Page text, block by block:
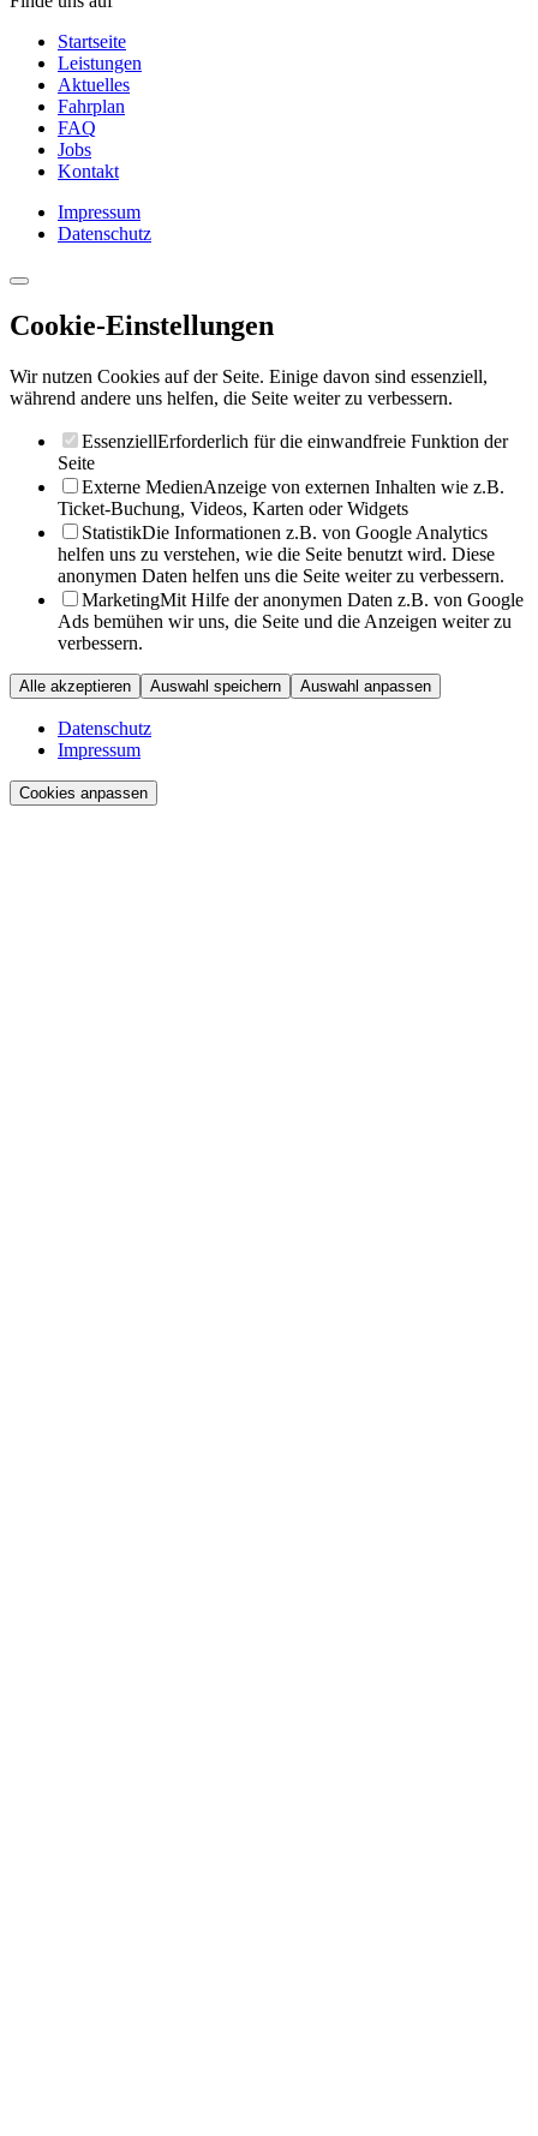
Startseite
Leistungen
Aktuelles
Fahrplan
FAQ
Jobs
Kontakt
Impressum
Datenschutz
Cookie-Einstellungen
Wir nutzen Cookies auf der Seite. Einige davon sind essenziell,
während andere uns helfen, die Seite weiter zu verbessern.
EssenziellErforderlich für die einwandfreie Funktion der
Seite
Externe MedienAnzeige von externen Inhalten wie z.B.
Ticket-Buchung, Videos, Karten oder Widgets
StatistikDie Informationen z.B. von Google Analytics
helfen uns zu verstehen, wie die Seite benutzt wird. Diese
anonymen Daten helfen uns die Seite weiter zu verbessern.
MarketingMit Hilfe der anonymen Daten z.B. von Google
Ads bemühen wir uns, die Seite und die Anzeigen weiter zu
verbessern.
Alle akzeptieren Auswahl speichern Auswahl anpassen
Datenschutz
Impressum
Cookies anpassen